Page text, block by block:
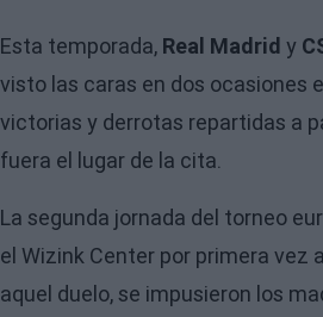
Esta temporada, Real Madrid y
visto las caras en dos ocasiones
victorias y derrotas repartidas a
fuera el lugar de la cita.
La segunda jornada del torneo
el Wizink Center por primera vez
aquel duelo, se impusieron los